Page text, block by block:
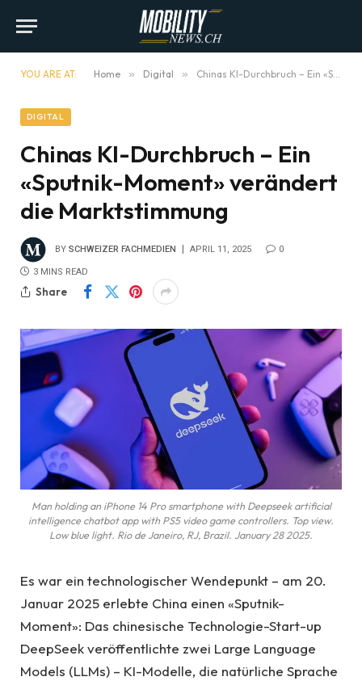
YOU ARE AT: Home » Digital » Chinas KI-Durchbruch – Ein «Sputnik-Moment» verändert die Marktstimmung
DIGITAL
Chinas KI-Durchbruch – Ein
«Sputnik-Moment» verändert
die Marktstimmung
BY SCHWEIZER FACHMEDIEN APRIL 11, 2025 0
3 MINS READ
Share
Man holding an iPhone 14 Pro smartphone with Deepseek artificial
intelligence chatbot app with PS5 video game controllers. Top view.
Low blue light. Rio de Janeiro, RJ, Brazil. January 28 2025.
Es war ein technologischer Wendepunkt – am 20.
Januar 2025 erlebte China einen «Sputnik-
Moment»: Das chinesische Technologie-Start-up
DeepSeek veröffentlichte zwei Large Language
Models (LLMs) – KI-Modelle, die natürliche Sprache